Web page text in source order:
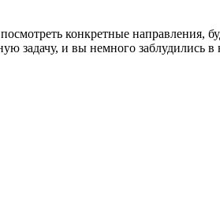
конкретные направления,
задачу, и вы немного заблудились